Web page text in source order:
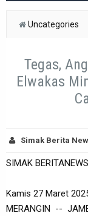
Uncategories
Tegas,
Elwakas
Simak Berita
SIMAK
Kamis 27 Maret
MERANGIN --